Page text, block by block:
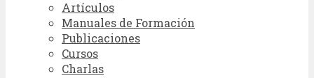
Artículos
Manuales de Formación
Publicaciones
Cursos
Charlas